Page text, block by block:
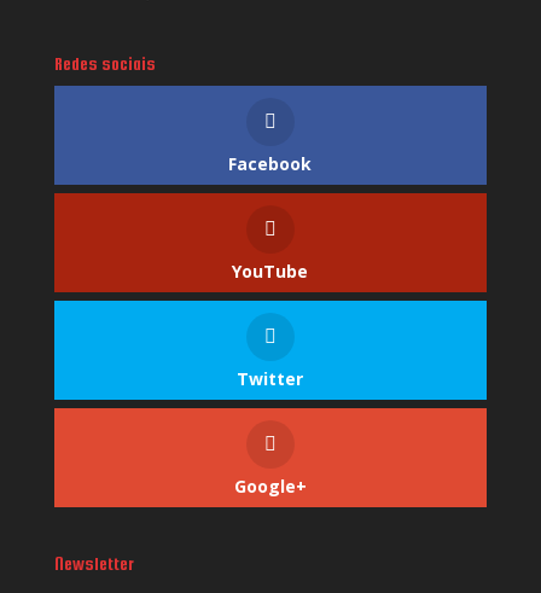
Redes sociais
Facebook
YouTube
Twitter
Google+
Newsletter